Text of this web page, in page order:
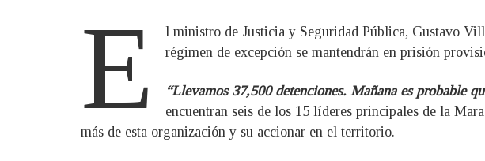
E
l ministro de Justicia y Seguridad Pública, Gustavo
régimen de excepción se mantendrán en prisión
“Llevamos 37,500 detenciones. Mañana es probable
encuentran seis de los 15 líderes principales de la
más de esta organización y su accionar en el territorio.